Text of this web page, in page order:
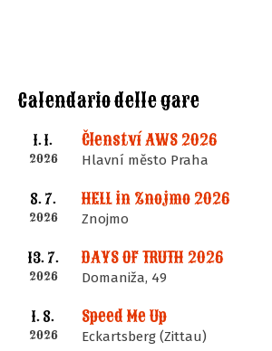
Calendario delle gare
1. 1.
2026
Členství AWS 2026
Hlavní město Praha
8. 7.
2026
HELL in Znojmo 2026
Znojmo
13. 7.
2026
DAYS OF TRUTH 2026
Domaniža, 49
1. 8.
2026
Speed Me Up
Eckartsberg (Zittau)